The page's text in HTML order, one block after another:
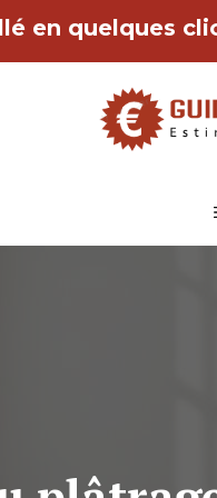
en quelques